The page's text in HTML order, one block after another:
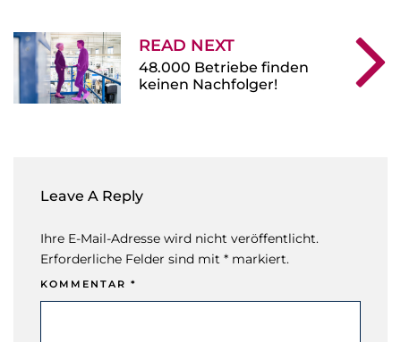
READ NEXT
48.000 Betriebe finden
keinen Nachfolger!
Leave A Reply
Ihre E-Mail-Adresse wird nicht veröffentlicht.
Erforderliche Felder sind mit * markiert.
KOMMENTAR *